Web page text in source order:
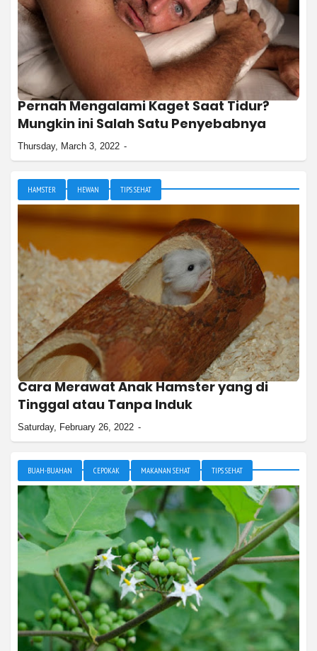
Pernah Mengalami Kaget Saat Tidur?
Mungkin ini Salah Satu Penyebabnya
Thursday, March 3, 2022
HAMSTER HEWAN TIPS SEHAT
Cara Merawat Anak Hamster yang di
Tinggal atau Tanpa Induk
Saturday, February 26, 2022
BUAH-BUAHAN CEPOKAK MAKANAN SEHAT TIPS SEHAT